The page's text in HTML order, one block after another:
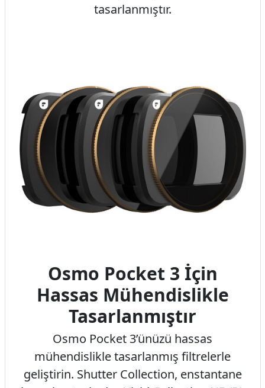
tasarlanmıştır.
Osmo Pocket 3 İçin
Hassas Mühendislikle
Tasarlanmıştır
Osmo Pocket 3’ünüzü hassas
mühendislikle tasarlanmış filtrelerle
geliştirin. Shutter Collection, enstantane